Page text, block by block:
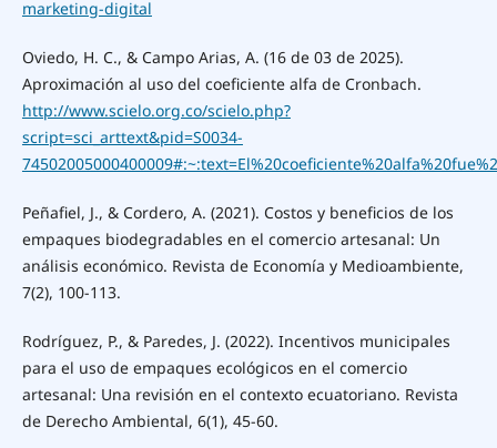
marketing-digital
Oviedo, H. C., & Campo Arias, A. (16 de 03 de 2025).
Aproximación al uso del coeficiente alfa de Cronbach.
http://www.scielo.org.co/scielo.php?
script=sci_arttext&pid=S0034-
Peñafiel, J., & Cordero, A. (2021). Costos y beneficios de los
empaques biodegradables en el comercio artesanal: Un
análisis económico. Revista de Economía y Medioambiente,
7(2), 100-113.
Rodríguez, P., & Paredes, J. (2022). Incentivos municipales
para el uso de empaques ecológicos en el comercio
artesanal: Una revisión en el contexto ecuatoriano. Revista
de Derecho Ambiental, 6(1), 45-60.